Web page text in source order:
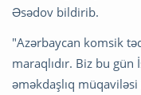
Əsədov bildirib.
"Azərbaycan komsik
maraqlıdır. Biz bu
əməkdaşlıq